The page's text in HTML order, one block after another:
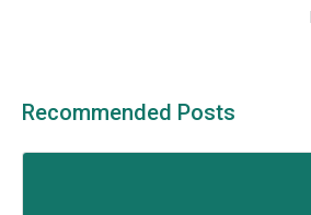
Recommended Posts